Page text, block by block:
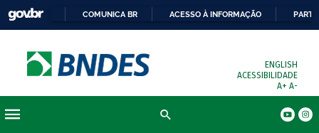
COMUNICA BR ACESSO À INFORMAÇÃO
ENGLISH
ACESSIBILIDADE
A+ A-